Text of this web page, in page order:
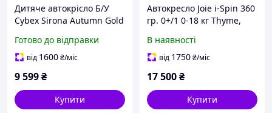
Дитяче автокрісло Б/У
Cybex Sirona Autumn Gold
Готово до відправки
від 1600₴/міс
9 599₴
Купити
Автокресло Joie i-Spin 360
гр. 0+/1 0-18 кг Thyme,
В наявності
від 1750₴/міс
17 500₴
Купити